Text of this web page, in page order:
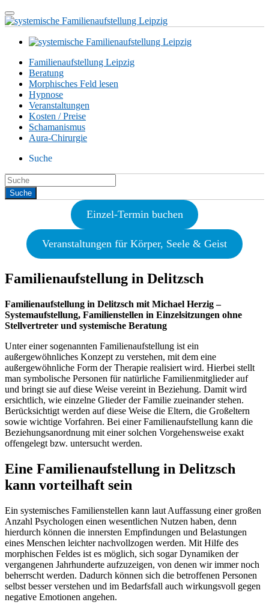
Familienaufstellung Leipzig
Beratung
Morphisches Feld lesen
Hypnose
Veranstaltungen
Kosten / Preise
Schamanismus
Aura-Chirurgie
Suche
Einzel-Termin buchen
Veranstaltungen für Körper, Seele & Geist
Familienaufstellung in Delitzsch
Familienaufstellung in Delitzsch mit Michael Herzig –
Systemaufstellung, Familienstellen in Einzelsitzungen ohne
Stellvertreter und systemische Beratung
Unter einer sogenannten Familienaufstellung ist ein
außergewöhnliches Konzept zu verstehen, mit dem eine
außergewöhnliche Form der Therapie realisiert wird. Hierbei stellt
man symbolische Personen für natürliche Familienmitglieder auf
und bringt sie auf diese Weise vereint in Beziehung. Damit wird
ersichtlich, wie einzelne Glieder der Familie zueinander stehen.
Berücksichtigt werden auf diese Weise die Eltern, die Großeltern
sowie wichtige Vorfahren. Bei einer Familienaufstellung kann die
Beziehungsanordnung mit einer solchen Vorgehensweise exakt
offengelegt bzw. untersucht werden.
Eine Familienaufstellung in Delitzsch
kann vorteilhaft sein
Ein systemisches Familienstellen kann laut Auffassung einer großen
Anzahl Psychologen einen wesentlichen Nutzen haben, denn
hierdurch können die innersten Empfindungen und Belastungen
eines Menschen leichter nachvollzogen werden. Mit Hilfe des
morphischen Feldes ist es möglich, sich sogar Dynamiken der
vergangenen Jahrhunderte aufzuzeigen, von denen wir immer noch
beherrscht werden. Dadurch können sich die betroffenen Personen
selbst besser verstehen und im Bedarfsfall auch wirkungsvoll gegen
negative Emotionen angehen.